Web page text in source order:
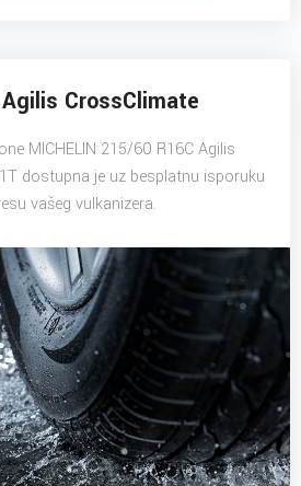
CrossClimate
MICHELIN 215/60 R16C Agilis
dostupna je uz besplatnu isporuku
vašeg vulkanizera.